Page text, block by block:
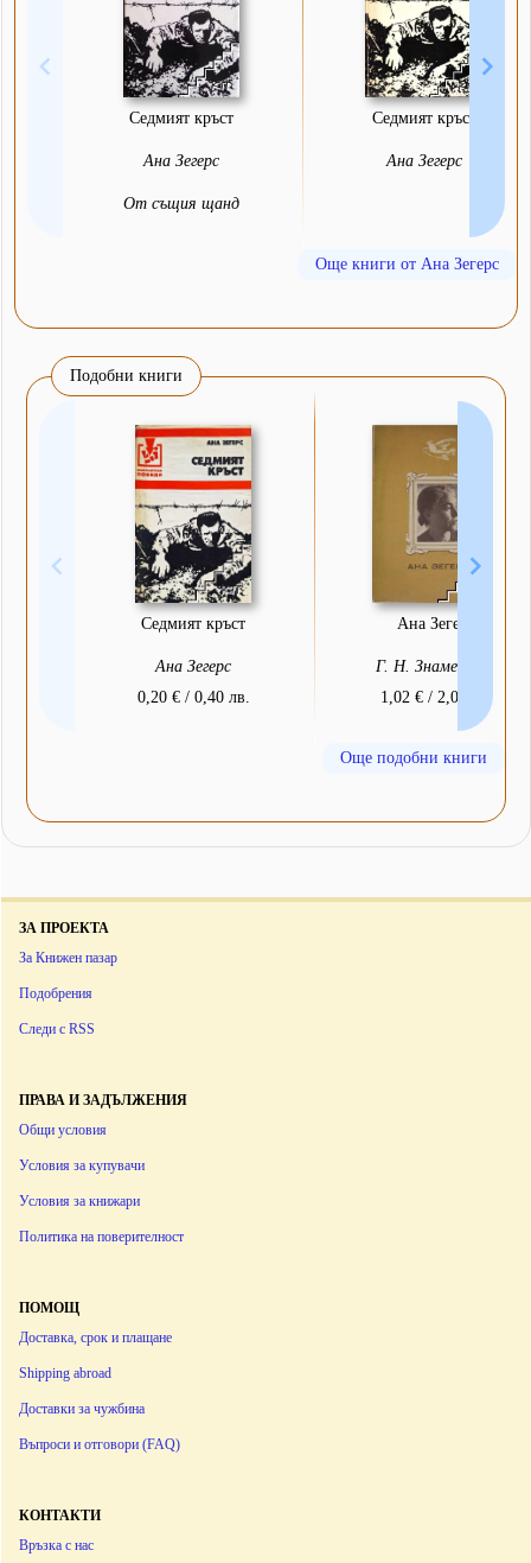
Седмият кръст
Ана Зегерс
От същия щанд
Седмият кръст
Ана Зегерс
Още книги от Ана Зегерс
Подобни книги
Седмият кръст
Ана Зегерс
0,20 € / 0,40 лв.
Ана Зегерс
Г. Н. Знаменская
1,02 € / 2,00 лв.
Още подобни книги
ЗА ПРОЕКТА
За Книжен пазар
Подобрения
Следи с RSS
ПРАВА И ЗАДЪЛЖЕНИЯ
Общи условия
Условия за купувачи
Условия за книжари
Политика на поверителност
ПОМОЩ
Доставка, срок и плащане
Shipping abroad
Доставки за чужбина
Въпроси и отговори (FAQ)
КОНТАКТИ
Връзка с нас